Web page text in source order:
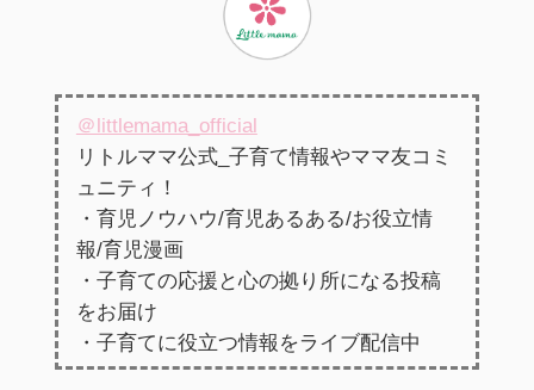
＠littlemama_official
リトルママ公式_子育て情報やママ友コミ
ュニティ！
・育児ノウハウ/育児あるある/お役立情
報/育児漫画
・子育ての応援と心の拠り所になる投稿
をお届け
・子育てに役立つ情報をライブ配信中